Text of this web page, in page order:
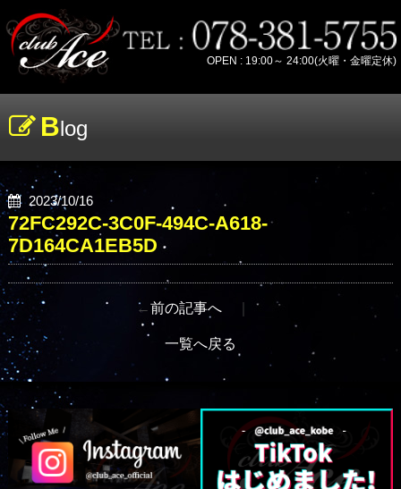
OPEN : 19:00～ 24:00(火曜・金曜定休)
Blog
2023/10/16
72FC292C-3C0F-494C-A618-
7D164CA1EB5D
←前の記事へ ｜
一覧へ戻る